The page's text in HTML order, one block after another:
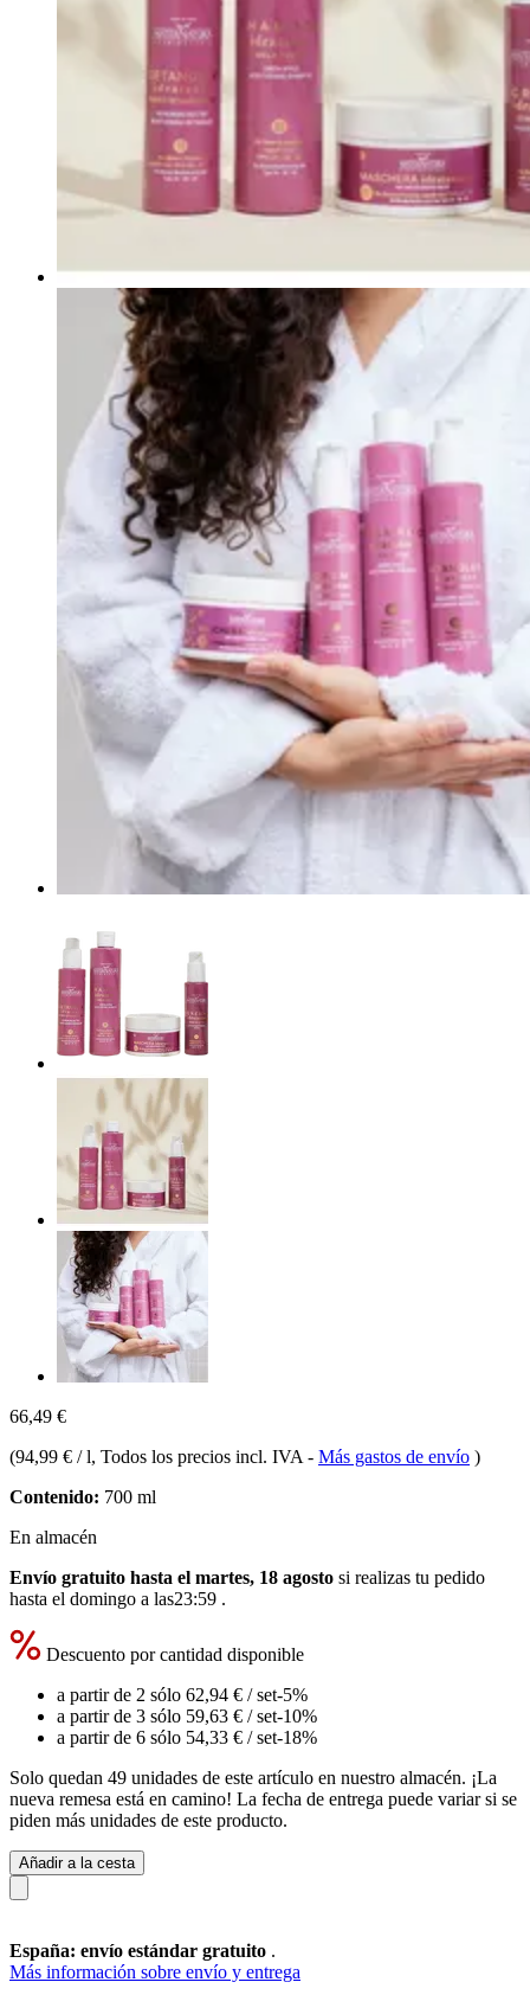
66,49 €
(94,99 € / l, Todos los precios incl. IVA - Más gastos de envío )
Contenido: 700 ml
En almacén
Envío gratuito hasta el martes, 18 agosto si realizas tu pedido
hasta el domingo a las23:59 .
Descuento por cantidad disponible
a partir de 2 sólo 62,94 € / set-5%
a partir de 3 sólo 59,63 € / set-10%
a partir de 6 sólo 54,33 € / set-18%
Solo quedan 49 unidades de este artículo en nuestro almacén. ¡La
nueva remesa está en camino! La fecha de entrega puede variar si se
piden más unidades de este producto.
Añadir a la cesta
España: envío estándar gratuito .
Más información sobre envío y entrega